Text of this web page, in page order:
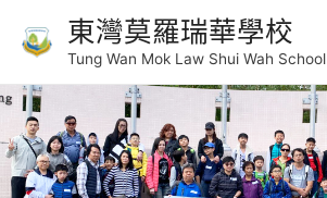
東灣莫羅瑞華學校
Tung Wan Mok Law Shui Wah School